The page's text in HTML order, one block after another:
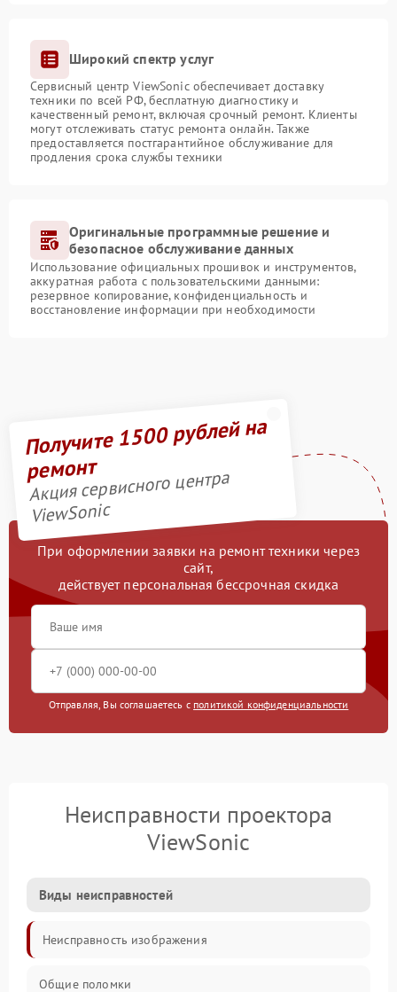
Широкий спектр услуг
Сервисный центр ViewSonic обеспечивает доставку
техники по всей РФ, бесплатную диагностику и
качественный ремонт, включая срочный ремонт. Клиенты
могут отслеживать статус ремонта онлайн. Также
предоставляется постгарантийное обслуживание для
продления срока службы техники
Оригинальные программные решение и
безопасное обслуживание данных
Использование официальных прошивок и инструментов,
аккуратная работа с пользовательскими данными:
резервное копирование, конфиденциальность и
восстановление информации при необходимости
Получите 1500 рублей на
ремонт
Акция сервисного центра
ViewSonic
При оформлении заявки на ремонт техники через
сайт,
действует персональная бессрочная скидка
Отправляя, Вы соглашаетесь с политикой конфиденциальности
Неисправности проектора
ViewSonic
Виды неисправностей
Неисправность изображения
Общие поломки